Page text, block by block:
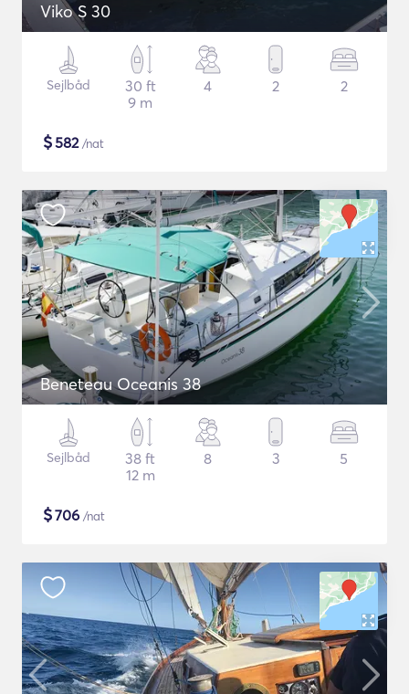
Viko S 30
Sejlbåd
30 ft
9 m
4 2 2
$582/nat
Beneteau Oceanis 38
Sejlbåd
38 ft
12 m
8 3 5
$706 /nat